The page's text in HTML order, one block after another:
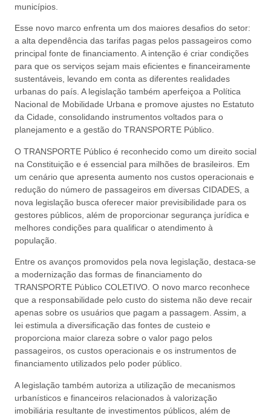
municípios.
Esse novo marco enfrenta um dos maiores desafios do setor:
a alta dependência das tarifas pagas pelos passageiros como
principal fonte de financiamento. A intenção é criar condições
para que os serviços sejam mais eficientes e financeiramente
sustentáveis, levando em conta as diferentes realidades
urbanas do país. A legislação também aperfeiçoa a Política
Nacional de Mobilidade Urbana e promove ajustes no Estatuto
da Cidade, consolidando instrumentos voltados para o
planejamento e a gestão do TRANSPORTE Público.
O TRANSPORTE Público é reconhecido como um direito social
na Constituição e é essencial para milhões de brasileiros. Em
um cenário que apresenta aumento nos custos operacionais e
redução do número de passageiros em diversas CIDADES, a
nova legislação busca oferecer maior previsibilidade para os
gestores públicos, além de proporcionar segurança jurídica e
melhores condições para qualificar o atendimento à
população.
Entre os avanços promovidos pela nova legislação, destaca-se
a modernização das formas de financiamento do
TRANSPORTE Público COLETIVO. O novo marco reconhece
que a responsabilidade pelo custo do sistema não deve recair
apenas sobre os usuários que pagam a passagem. Assim, a
lei estimula a diversificação das fontes de custeio e
proporciona maior clareza sobre o valor pago pelos
passageiros, os custos operacionais e os instrumentos de
financiamento utilizados pelo poder público.
A legislação também autoriza a utilização de mecanismos
urbanísticos e financeiros relacionados à valorização
imobiliária resultante de investimentos públicos, além de